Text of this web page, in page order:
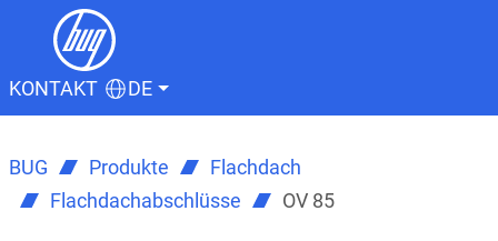
KONTAKT DE
BUG Produkte
Flachdach
Flachdachabschlüsse
OV 85